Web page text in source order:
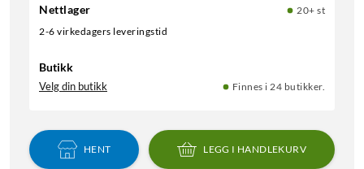
Nettlager
20+ st
2-6 virkedagers leveringstid
Butikk
Velg din butikk Finnes i 24 butikker.
HENT LEGG I HANDLEKURV